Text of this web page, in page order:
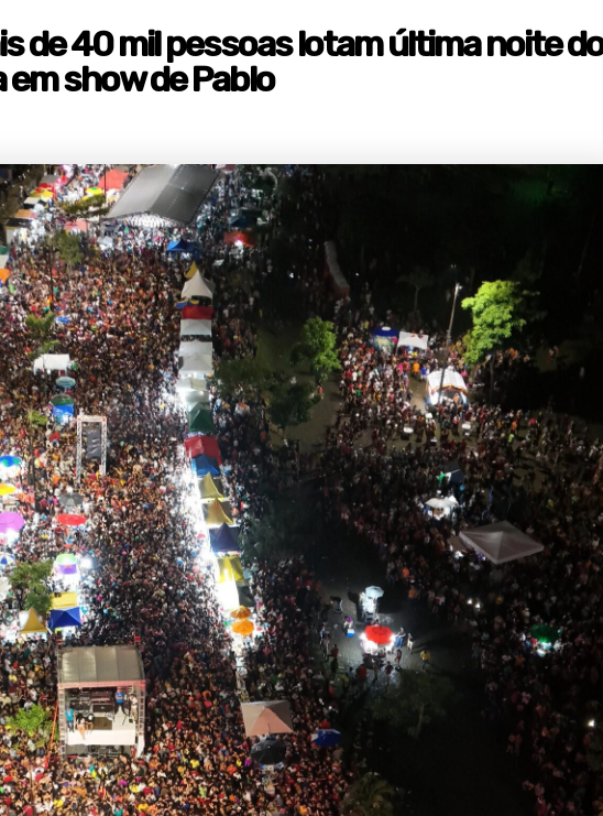
de 40 mil pessoas lotam última noite do
show de Pablo